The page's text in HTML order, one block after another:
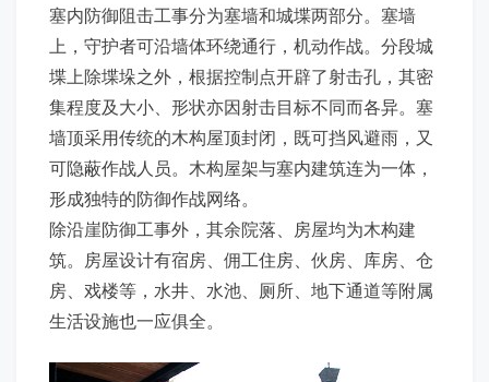
塞内防御阻击工事分为塞墙和城堞两部分。塞墙
上，守护者可沿墙体环绕通行，机动作战。分段城
堞上除堞垛之外，根据控制点开辟了射击孔，其密
集程度及大小、形状亦因射击目标不同而各异。塞
墙顶采用传统的木构屋顶封闭，既可挡风避雨，又
可隐蔽作战人员。木构屋架与塞内建筑连为一体，
形成独特的防御作战网络。
除沿崖防御工事外，其余院落、房屋均为木构建
筑。房屋设计有宿房、佣工住房、伙房、库房、仓
房、戏楼等，水井、水池、厕所、地下通道等附属
生活设施也一应俱全。